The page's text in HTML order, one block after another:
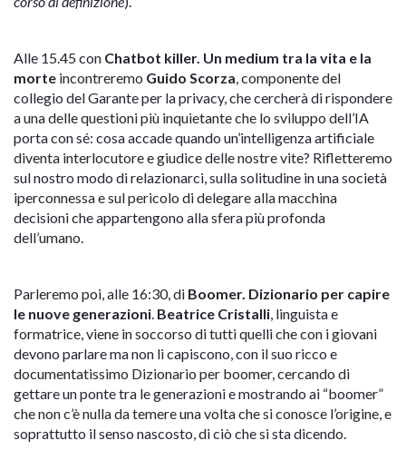
Alle 15.45 con Chatbot killer. Un medium tra la vita e la
morte incontreremo Guido Scorza, componente del
collegio del Garante per la privacy, che cercherà di rispondere
a una delle questioni più inquietante che lo sviluppo dell’IA
porta con sé: cosa accade quando un’intelligenza artificiale
diventa interlocutore e giudice delle nostre vite? Rifletteremo
sul nostro modo di relazionarci, sulla solitudine in una società
iperconnessa e sul pericolo di delegare alla macchina
decisioni che appartengono alla sfera più profonda
dell’umano.
Parleremo poi, alle 16:30, di Boomer. Dizionario per capire
le nuove generazioni. Beatrice Cristalli, linguista e
formatrice, viene in soccorso di tutti quelli che con i giovani
devono parlare ma non li capiscono, con il suo ricco e
documentatissimo Dizionario per boomer, cercando di
gettare un ponte tra le generazioni e mostrando ai “boomer”
che non c’è nulla da temere una volta che si conosce l’origine, e
soprattutto il senso nascosto, di ciò che si sta dicendo.